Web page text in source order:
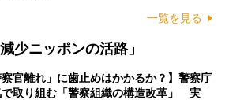
一覧を見る
少ニッポンの活路」
察官離れ」に歯止めはかかるか？】警察庁
で取り組む「警察組織の構造改革」 実